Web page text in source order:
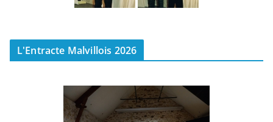
L'Entracte Malvillois 2026